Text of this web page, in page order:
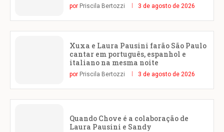
por Priscila Bertozzi 3 de agosto de 2026
Xuxa e Laura Pausini farão São Paulo
cantar em português, espanhol e
italiano na mesma noite
por Priscila Bertozzi 3 de agosto de 2026
Quando Chove é a colaboração de
Laura Pausini e Sandy